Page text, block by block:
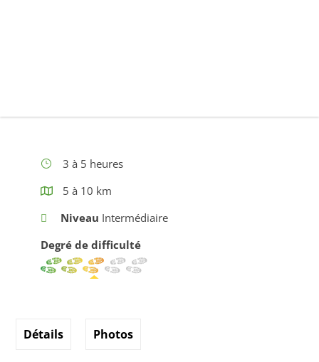
3 à 5 heures
5 à 10 km
Niveau Intermédiaire
Degré de difficulté
Détails Photos